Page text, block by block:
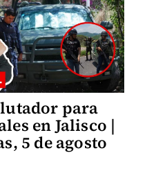
para
en Jalisco |
5 de agosto